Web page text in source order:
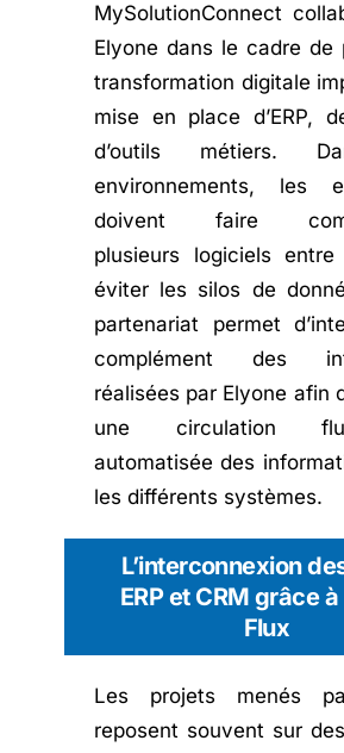
MySolutionConnect
Elyone dans le cadre de
transformation digitale
mise en place d’ERP,
d’outils métiers.
environnements, les
doivent faire
plusieurs logiciels
éviter les silos de
partenariat permet
complément des
réalisées par Elyone afin
une circulation
automatisée des
les différents systèmes.
L’interconnexion
ERP et CRM grâce
Flux
Les projets menés
reposent souvent sur